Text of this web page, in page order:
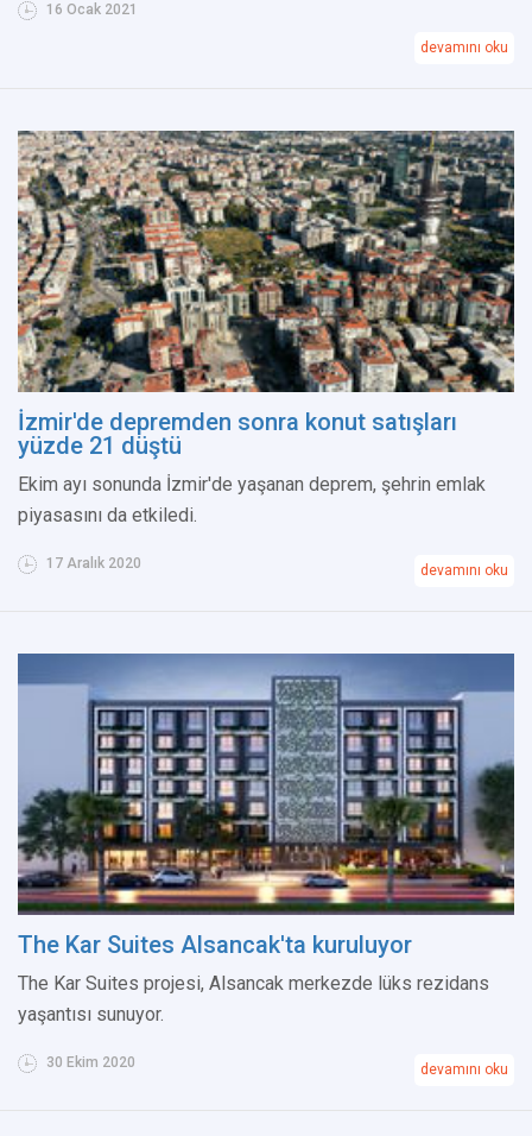
16 Ocak 2021
devamını oku
İzmir'de depremden sonra konut satışları
yüzde 21 düştü
Ekim ayı sonunda İzmir'de yaşanan deprem, şehrin emlak
piyasasını da etkiledi.
17 Aralık 2020 devamını oku
The Kar Suites Alsancak'ta kuruluyor
The Kar Suites projesi, Alsancak merkezde lüks rezidans
yaşantısı sunuyor.
30 Ekim 2020 devamını oku